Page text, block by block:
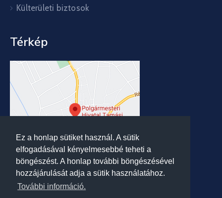
Ez a honlap sütiket használ. A sütik
elfogadásával kényelmesebbé teheti a
böngészést. A honlap további böngészésével
hozzájárulását adja a sütik használatához.
További információ.
Külterületi biztosok
Térkép